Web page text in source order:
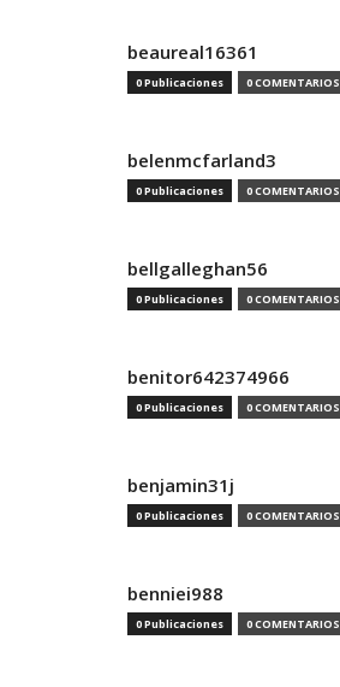
beaureal16361
0 Publicaciones 0 COMENTARIOS
belenmcfarland3
0 Publicaciones 0 COMENTARIOS
bellgalleghan56
0 Publicaciones 0 COMENTARIOS
benitor642374966
0 Publicaciones 0 COMENTARIOS
benjamin31j
0 Publicaciones 0 COMENTARIOS
benniei988
0 Publicaciones 0 COMENTARIOS